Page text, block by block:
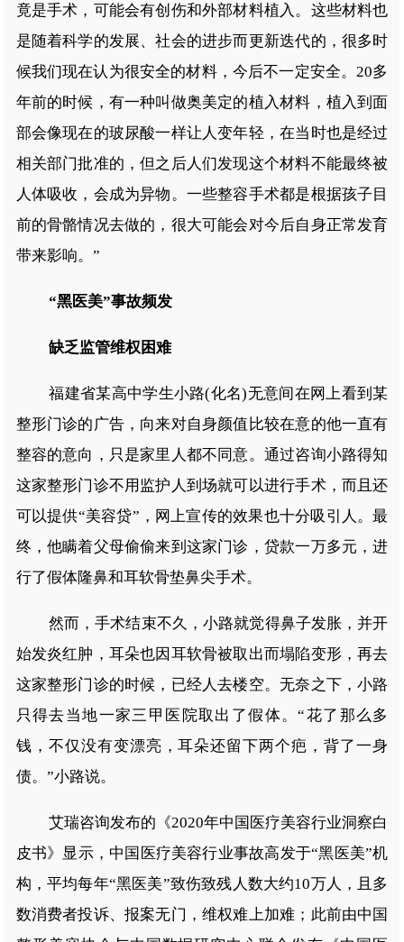
竟是手术，可能会有创伤和外部材料植入。这些材料也
是随着科学的发展、社会的进步而更新迭代的，很多时
候我们现在认为很安全的材料，今后不一定安全。20多
年前的时候，有一种叫做奥美定的植入材料，植入到面
部会像现在的玻尿酸一样让人变年轻，在当时也是经过
相关部门批准的，但之后人们发现这个材料不能最终被
人体吸收，会成为异物。一些整容手术都是根据孩子目
前的骨骼情况去做的，很大可能会对今后自身正常发育
带来影响。”
“黑医美”事故频发
缺乏监管维权困难
福建省某高中学生小路(化名)无意间在网上看到某
整形门诊的广告，向来对自身颜值比较在意的他一直有
整容的意向，只是家里人都不同意。通过咨询小路得知
这家整形门诊不用监护人到场就可以进行手术，而且还
可以提供“美容贷”，网上宣传的效果也十分吸引人。最
终，他瞒着父母偷偷来到这家门诊，贷款一万多元，进
行了假体隆鼻和耳软骨垫鼻尖手术。
然而，手术结束不久，小路就觉得鼻子发胀，并开
始发炎红肿，耳朵也因耳软骨被取出而塌陷变形，再去
这家整形门诊的时候，已经人去楼空。无奈之下，小路
只得去当地一家三甲医院取出了假体。“花了那么多
钱，不仅没有变漂亮，耳朵还留下两个疤，背了一身
债。”小路说。
艾瑞咨询发布的《2020年中国医疗美容行业洞察白
皮书》显示，中国医疗美容行业事故高发于“黑医美”机
构，平均每年“黑医美”致伤致残人数大约10万人，且多
数消费者投诉、报案无门，维权难上加难；此前由中国